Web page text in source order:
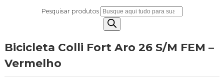
Pesquisar produtos
Bicicleta Colli Fort Aro 26 S/M FEM –
Vermelho